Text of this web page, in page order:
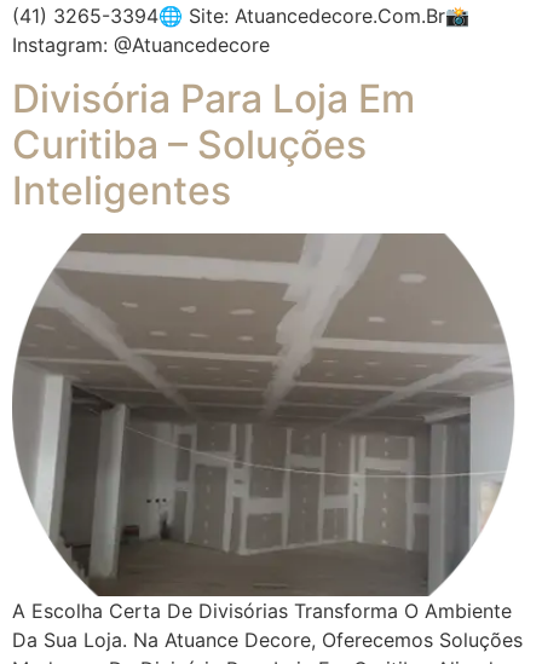
(41) 3265-3394🌐 Site: Atuancedecore.com.br📸
Instagram: @atuancedecore
Divisória Para Loja Em
Curitiba – Soluções
Inteligentes
A Escolha Certa De Divisórias Transforma O Ambiente
Da Sua Loja. Na Atuance Decore, Oferecemos Soluções